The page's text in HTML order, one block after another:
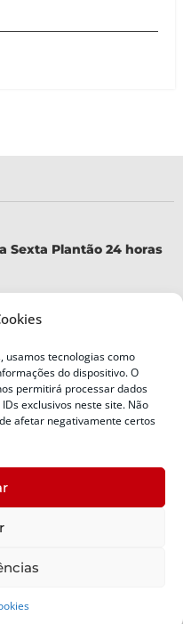
usamos tecnologias como
do dispositivo. O
permitirá processar dados
exclusivos neste site. Não
afetar negativamente certos
Sexta Plantão 24 horas